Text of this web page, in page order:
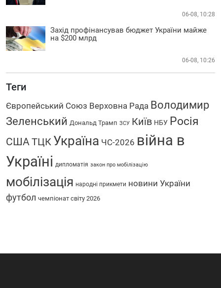
06-08, 10:28
Захід профінансував бюджет України майже
на $200 млрд
06-08, 10:26
Теги
Європейський Союз Верховна Рада Володимир
Зеленський Дональд Трамп ЗСУ Київ НБУ Росія
СШАТЦК Україна ЧС-2026 війна в
Україні дипломатія закон про мобілізацію
мобілізація народні прикмети новини України
футбол чемпіонат світу 2026